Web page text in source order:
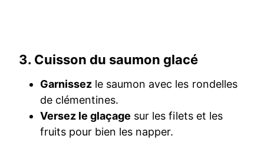
3. Cuisson du saumon glacé
Garnissez le saumon avec les rondelles
de clémentines.
Versez le glaçage sur les filets et les
fruits pour bien les napper.